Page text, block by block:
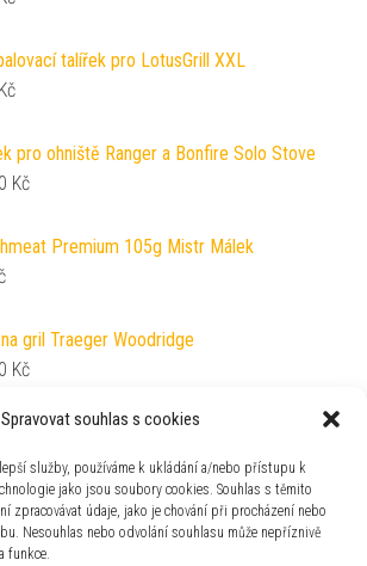
Spravovat souhlas s cookies
služby, používáme k ukládání a/nebo přístupu k
jako jsou soubory cookies. Souhlas s těmito
zpracovávat údaje, jako je chování při procházení nebo
Nesouhlas nebo odvolání souhlasu může nepříznivě
funkce.
talířek pro LotusGrill XXL
Kč
pro ohniště Ranger a Bonfire Solo Stove
Kč
Premium 105g Mistr Málek
gril Traeger Woodridge
Kč
špízů Monolith
Kč
tří litinových pánví Lodge
Kč